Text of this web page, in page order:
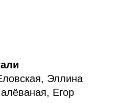
Эллина
Егор